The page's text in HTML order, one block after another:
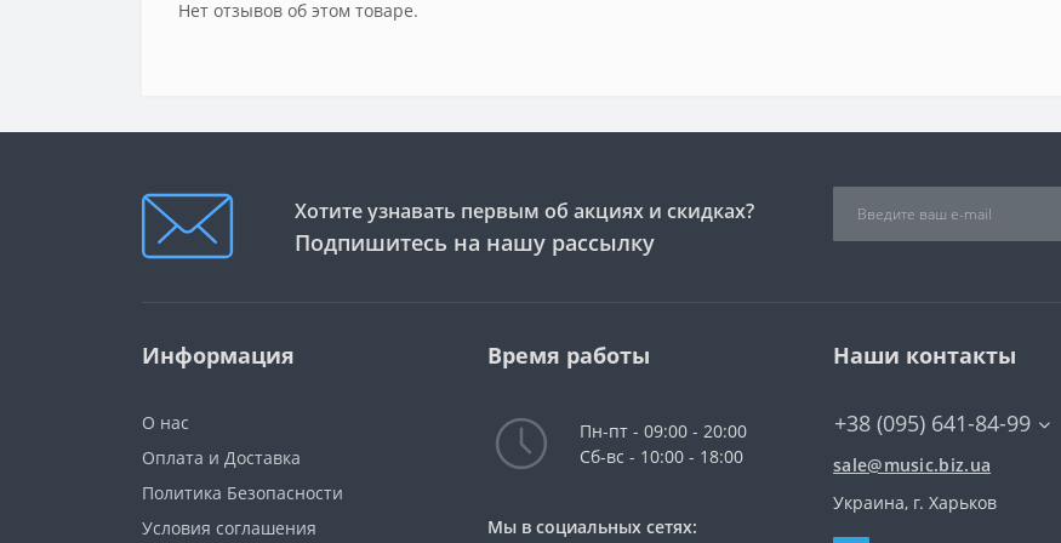
Нет отзывов об этом товаре.
Хотите узнавать первым об акциях и скидках?
Подпишитесь на нашу рассылку
Информация
О нас
Оплата и Доставка
Политика Безопасности
Условия соглашения
Время работы
Пн-пт - 09:00 - 20:00
Сб-вс - 10:00 - 18:00
Мы в социальных сетях:
Наши контакты
+38 (095) 641-84-99
sale@music.biz.ua
Украина, г. Харьков